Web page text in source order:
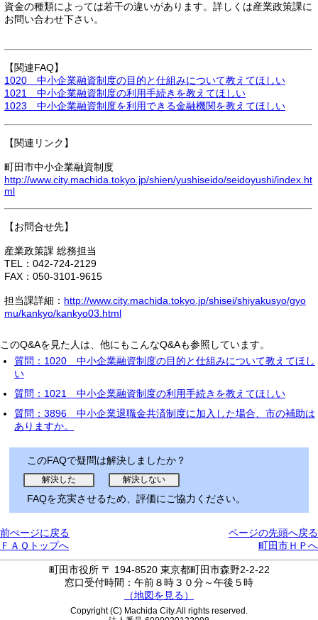
資金の種類によっては若干の違いがあります。詳しくは産業政策課に
お問い合わせ下さい。
【関連FAQ】
1020 中小企業融資制度の目的と仕組みについて教えてほしい
1021 中小企業融資制度の利用手続きを教えてほしい
1023 中小企業融資制度を利用できる金融機関を教えてほしい
【関連リンク】
町田市中小企業融資制度
http://www.city.machida.tokyo.jp/shien/yushiseido/seidoyushi/index.ht
ml
【お問合せ先】
産業政策課 総務担当
TEL：042-724-2129
FAX：050-3101-9615
担当課詳細： http://www.city.machida.tokyo.jp/shisei/shiyakusyo/gyo
mu/kankyo/kankyo03.html
このQ&Aを見た人は、他にもこんなQ&Aも参照しています。
質問：1020 中小企業融資制度の目的と仕組みについて教えてほし
い
質問：1021 中小企業融資制度の利用手続きを教えてほしい
質問：3896 中小企業退職金共済制度に加入した場合、市の補助は
ありますか。
このFAQで疑問は解決しましたか？
FAQを充実させるため、評価にご協力ください。
前ぺージに戻る
ページの先頭へ戻る
ＦＡＱトップへ
町田市ＨＰへ
町田市役所 〒 194-8520 東京都町田市森野2-2-22
窓口受付時間：午前８時３０分～午後５時
（地図を見る）
Copyright (C) Machida City.All rights reserved.